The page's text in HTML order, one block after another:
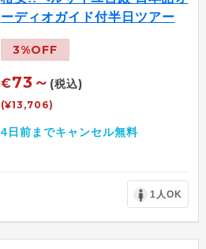
ーディオガイド付半日ツアー
3%OFF
€73～ (税込)
(¥13,706)
4日前までキャンセル無料
1人OK